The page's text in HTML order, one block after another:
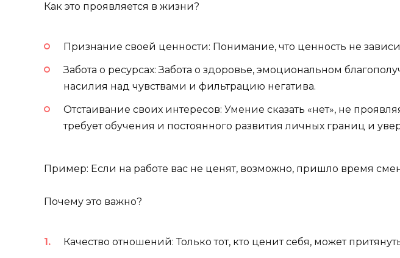
Как это проявляется в жизни?
Признание своей ценности: Понимание, что ценность не
Забота о ресурсах: Забота о здоровье, эмоциональном
насилия над чувствами и фильтрацию негатива.
Отстаивание своих интересов: Умение сказать «нет», не
требует обучения и постоянного развития личных границ и
Пример: Если на работе вас не ценят, возможно, пришло время
Почему это важно?
Качество отношений: Только тот, кто ценит себя, может